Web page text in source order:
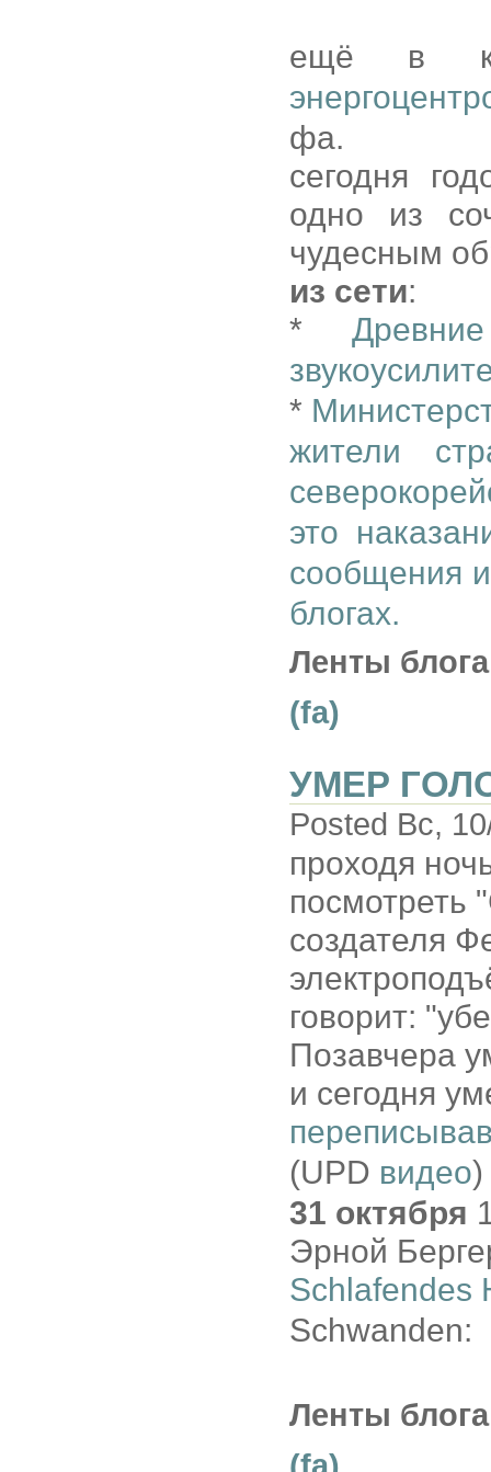
ещё в
фа.
сегодня
одно из
чудесным
из сети:
*
*
жители
это
сообщения
блогах.
Ленты
(fa)
УМЕР
Posted Вс,
проходя
посмотреть
создателя
говорит:
Позавчера
и сегодня
(UPD видео)
31 октября
Эрной
Schlafendes
Schwanden:
Ленты